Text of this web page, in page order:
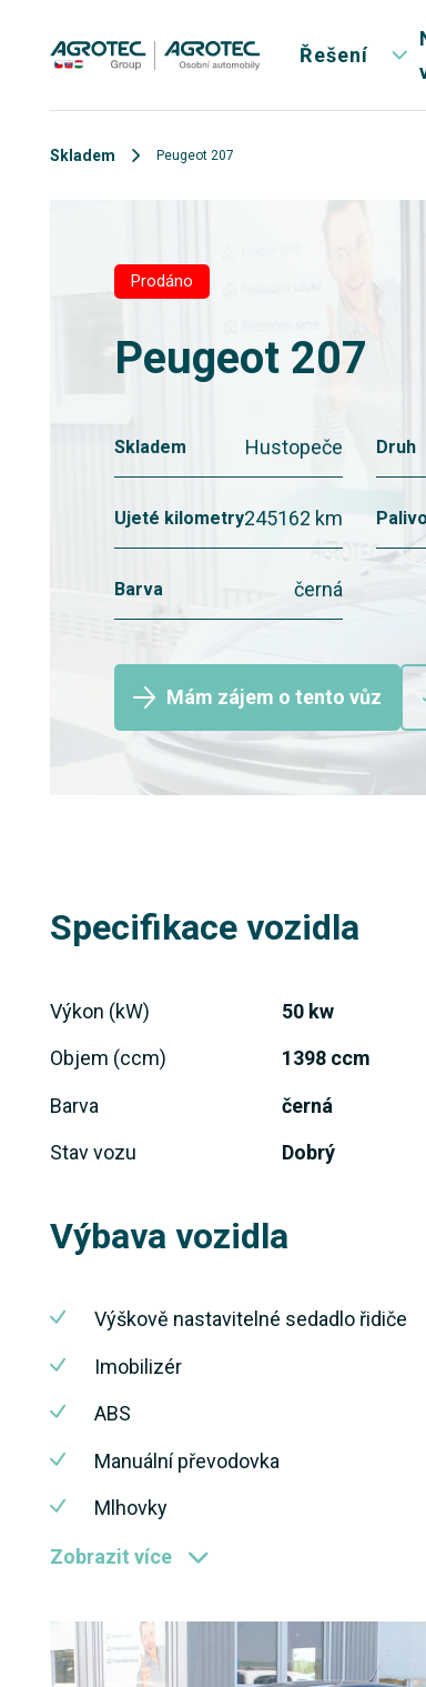
Řešení
Skladem Peugeot 207
Prodáno
Peugeot 207
Skladem Hustopeče Druh
Ujeté kilometry245162 km Palivo
Barva černá
Mám zájem o tento vůz
Specifikace vozidla
Výkon (kW) 50 kw
Objem (ccm) 1398 ccm
Barva černá
Stav vozu Dobrý
Výbava vozidla
Výškově nastavitelné sedadlo řidiče
Imobilizér
ABS
Manuální převodovka
Mlhovky
Zobrazit více